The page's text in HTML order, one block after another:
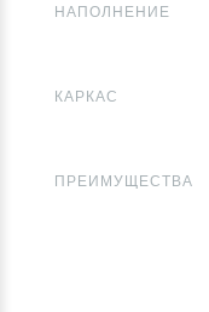
НАПОЛНЕНИЕ
КАРКАС
ПРЕИМУЩЕСТВА